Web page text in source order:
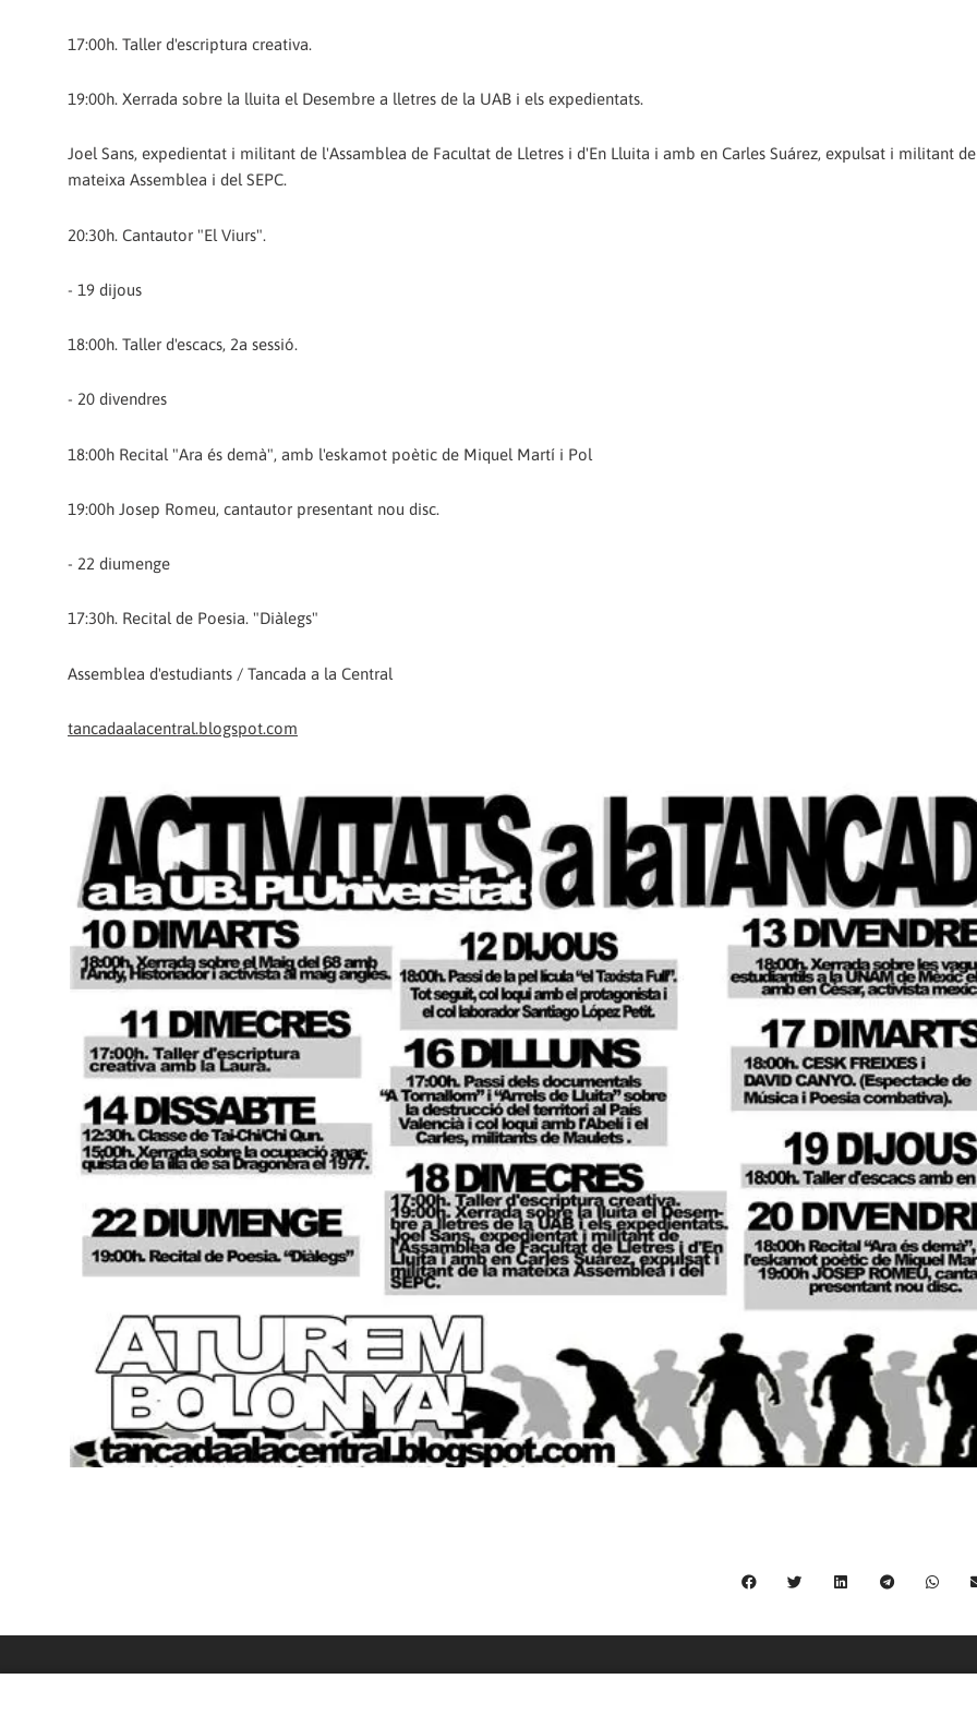
17:00h. Taller d'escriptura creativa.
19:00h. Xerrada sobre la lluita el Desembre a lletres de la UAB i els expedientats.
Joel Sans, expedientat i militant de l'Assamblea de Facultat de Lletres i d'En Lluita i amb en Carles Suárez, expulsat i militant
mateixa Assemblea i del SEPC.
20:30h. Cantautor "El Viurs".
- 19 dijous
18:00h. Taller d'escacs, 2a sessió.
- 20 divendres
18:00h Recital "Ara és demà", amb l'eskamot poètic de Miquel Martí i Pol
19:00h Josep Romeu, cantautor presentant nou disc.
- 22 diumenge
17:30h. Recital de Poesia. "Diàlegs"
Assemblea d'estudiants / Tancada a la Central
tancadaalacentral.blogspot.com